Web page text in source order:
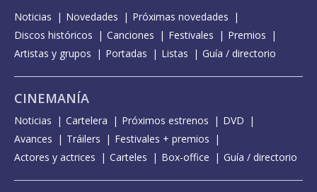
Noticias Novedades
Próximas novedades
Discos históricos
Canciones Festivales
Premios
Artistas y grupos
Portadas Listas Guía / directorio
CINEMANÍA
Noticias Cartelera Próximos estrenos
DVD
Avances
Tráilers
Festivales + premios
Actores y actrices
Carteles Box-office Guía / directorio